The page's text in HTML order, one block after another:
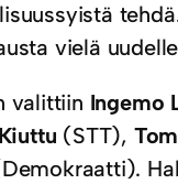
vielä
valittiin Ingemo
(STT),